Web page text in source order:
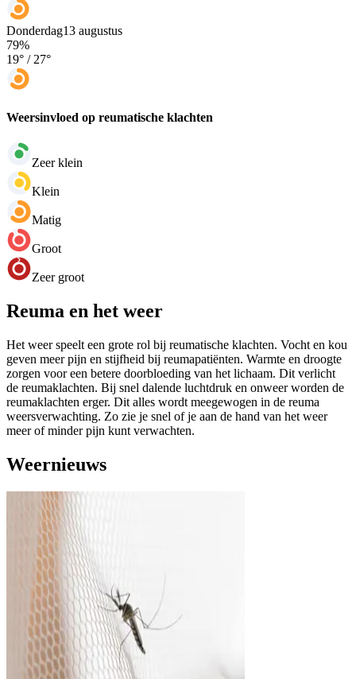
Donderdag13 augustus
79%
19° / 27°
Weersinvloed op reumatische klachten
Zeer klein
Klein
Matig
Groot
Zeer groot
Reuma en het weer
Het weer speelt een grote rol bij reumatische klachten. Vocht en kou
geven meer pijn en stijfheid bij reumapatiënten. Warmte en droogte
zorgen voor een betere doorbloeding van het lichaam. Dit verlicht
de reumaklachten. Bij snel dalende luchtdruk en onweer worden de
reumaklachten erger. Dit alles wordt meegewogen in de reuma
weersverwachting. Zo zie je snel of je aan de hand van het weer
meer of minder pijn kunt verwachten.
Weernieuws